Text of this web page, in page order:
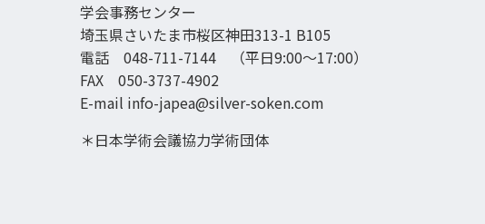
学会事務センター
埼玉県さいたま市桜区神田313-1 B105
電話 048-711-7144 （平日9:00〜17:00）
FAX 050-3737-4902
E-mail info-japea@silver-soken.com
＊日本学術会議協力学術団体